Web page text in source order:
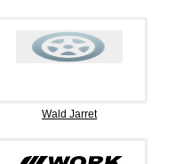
Wald Jarret